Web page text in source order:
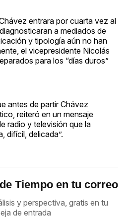
entrara por cuarta vez al
a mediados de
y tipología aún no han
el vicepresidente Nicolás
para los “días duros”
antes de partir Chávez
reiteró en un mensaje
radio y televisión que la
difícil, delicada”.
Tiempo en tu correo
y perspectiva, gratis en tu
de entrada